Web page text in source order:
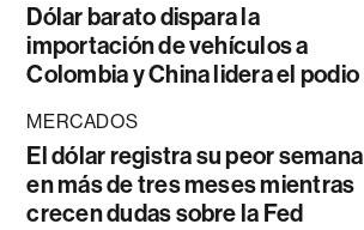
Dólar barato dispara la
importación de vehículos a
Colombia y China lidera el podio
MERCADOS
El dólar registra su peor semana
en más de tres meses mientras
crecen dudas sobre la Fed